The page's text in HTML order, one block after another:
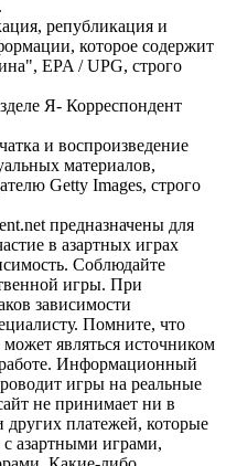
републикация и
которое содержит
EPA / UPG, строго
Я- Корреспондент
и воспроизведение
материалов,
Getty Images, строго
предназначены для
в азартных играх
Соблюдайте
игры. При
зависимости
Помните, что
являться источником
Информационный
игры на реальные
не принимает ни в
других платежей, которые
азартными играми,